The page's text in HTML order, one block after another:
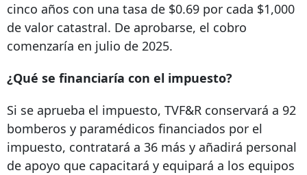
cinco años con una tasa de $0.69 por cada $1,000
de valor catastral. De aprobarse, el cobro
comenzaría en julio de 2025.
¿Qué se financiaría con el impuesto?
Si se aprueba el impuesto, TVF&R conservará a 92
bomberos y paramédicos financiados por el
impuesto, contratará a 36 más y añadirá personal
de apoyo que capacitará y equipará a los equipos